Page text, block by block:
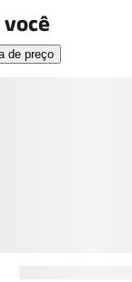
de preço